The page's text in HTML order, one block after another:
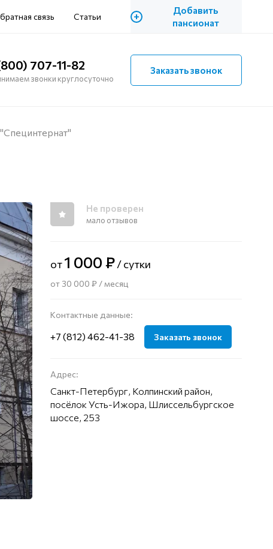
связь Статьи +
Добавить
пансионат
707-11-82
звонки круглосуточно
Заказать звонок
Не проверен
мало отзывов
от1 000 ₽/ сутки
от 30 000 ₽ / месяц
Контактные данные:
+7 (812) 462-41-38 Заказать звонок
Адрес:
Санкт-Петербург, Колпинский район,
посёлок Усть-Ижора, Шлиссельбургское
шоссе, 253